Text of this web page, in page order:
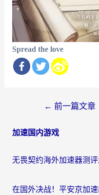
Spread the love
导
← 前一篇文章
加速国内游戏